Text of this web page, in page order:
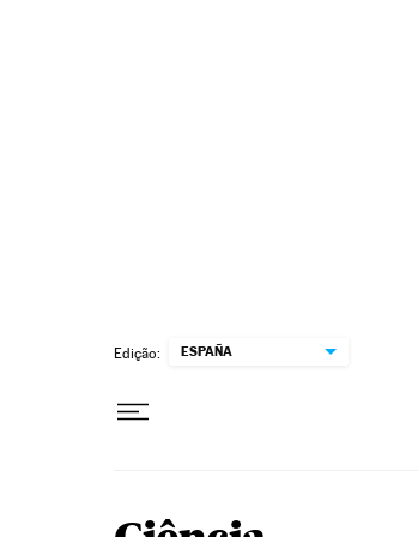
Edição: ESPAÑA